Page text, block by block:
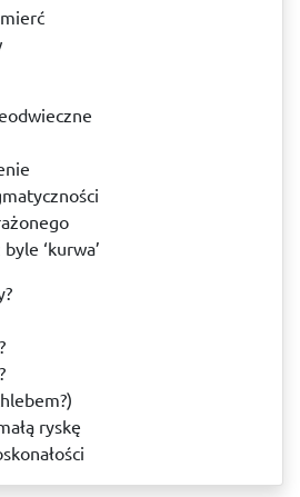
‘kurwa’
ryskę